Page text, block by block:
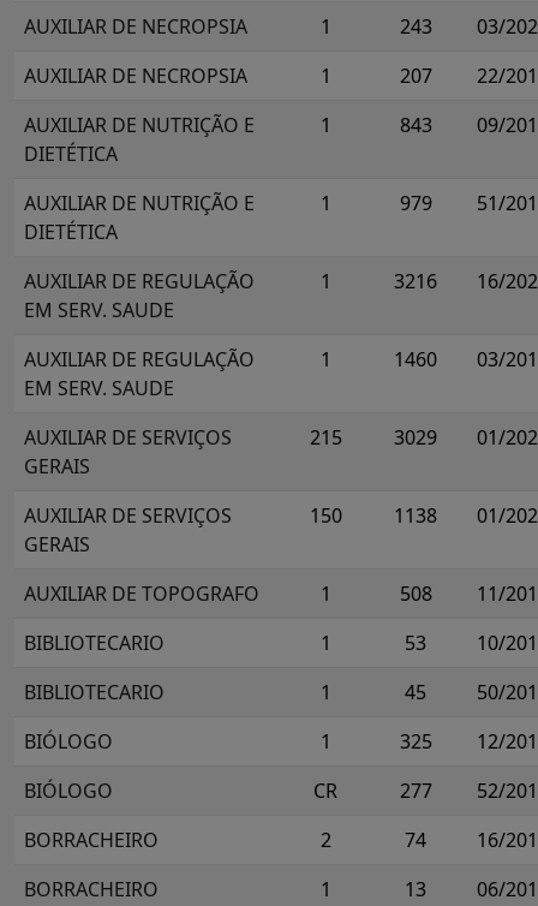
AUXILIAR DE NECROPSIA
1 243
03/
AUXILIAR DE NECROPSIA
1 207
22/
AUXILIAR DE NUTRIÇÃO E
DIETÉTICA
1 843 09/
AUXILIAR DE NUTRIÇÃO E
DIETÉTICA
1 979 51/
AUXILIAR DE REGULAÇÃO
EM SERV. SAUDE
1 3216 16/
AUXILIAR DE REGULAÇÃO
EM SERV. SAUDE
1 1460 03/
AUXILIAR DE SERVIÇOS
GERAIS
215 3029 01/
AUXILIAR DE SERVIÇOS
GERAIS
150 1138 01/
AUXILIAR DE TOPOGRAFO 1 508
11/
BIBLIOTECARIO
1 53
10/
BIBLIOTECARIO
1 45
50/
BIÓLOGO
1 325
12/
BIÓLOGO
CR 277
52/
BORRACHEIRO
2 74
16/
BORRACHEIRO
1 13
06/